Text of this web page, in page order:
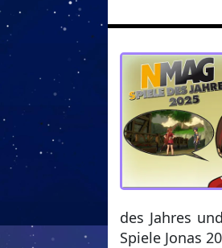
des Jahres
Spiele Jonas